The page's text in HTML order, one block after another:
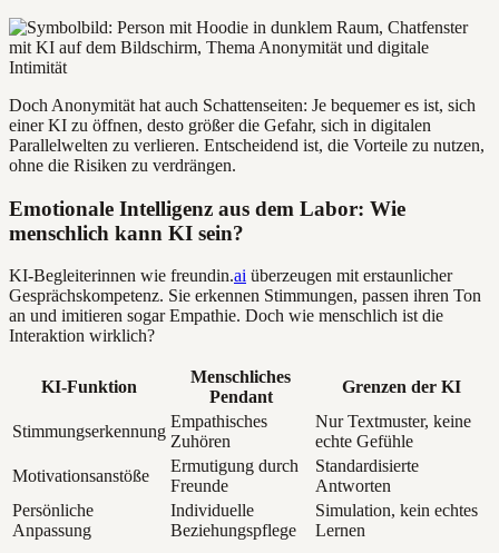
Doch Anonymität hat auch Schattenseiten: Je bequemer es ist, sich
einer KI zu öffnen, desto größer die Gefahr, sich in digitalen
Parallelwelten zu verlieren. Entscheidend ist, die Vorteile zu nutzen,
ohne die Risiken zu verdrängen.
Emotionale Intelligenz aus dem Labor: Wie
menschlich kann KI sein?
KI-Begleiterinnen wie freundin.ai überzeugen mit erstaunlicher
Gesprächskompetenz. Sie erkennen Stimmungen, passen ihren Ton
an und imitieren sogar Empathie. Doch wie menschlich ist die
Interaktion wirklich?
KI-Funktion
Menschliches
Pendant
Grenzen der KI
Stimmungserkennung
Empathisches
Zuhören
Nur Textmuster, keine
echte Gefühle
Motivationsanstöße
Ermutigung durch
Freunde
Standardisierte
Antworten
Persönliche
Anpassung
Individuelle
Beziehungspflege
Simulation, kein echtes
Lernen